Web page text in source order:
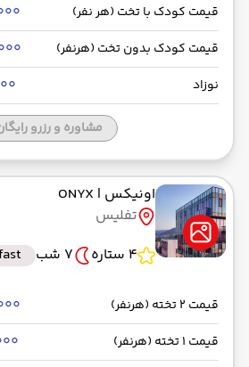
قیمت کودک با تخت (هر نفر)
قیمت کودک بدون تخت (هرنفر)
نوزاد
مشاوره و رزرو
اونیکس | ONYX
تفلیس
4 ستاره
7 شب
قیمت 2 تخته (هرنفر)
قیمت 1 تخته (هرنفر)